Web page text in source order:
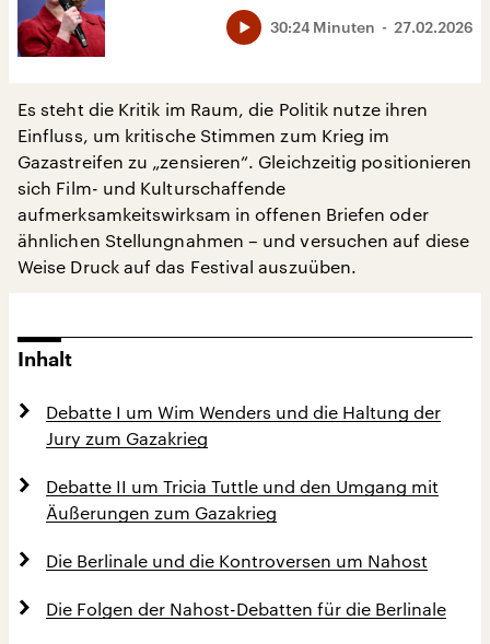
27.02.2026
30:24 Minuten
Es steht die Kritik im Raum, die Politik nutze ihren
Einfluss, um kritische Stimmen zum Krieg im
Gazastreifen zu „zensieren“. Gleichzeitig positionieren
sich Film- und Kulturschaffende
aufmerksamkeitswirksam in offenen Briefen oder
ähnlichen Stellungnahmen – und versuchen auf diese
Weise Druck auf das Festival auszuüben.
Inhalt
Debatte I um Wim Wenders und die Haltung der
Jury zum Gazakrieg
Debatte II um Tricia Tuttle und den Umgang mit
Äußerungen zum Gazakrieg
Die Berlinale und die Kontroversen um Nahost
Die Folgen der Nahost-Debatten für die Berlinale